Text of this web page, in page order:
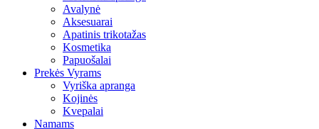
Avalynė
Aksesuarai
Apatinis trikotažas
Kosmetika
Papuošalai
Prekės Vyrams
Vyriška apranga
Kojinės
Kvepalai
Namams